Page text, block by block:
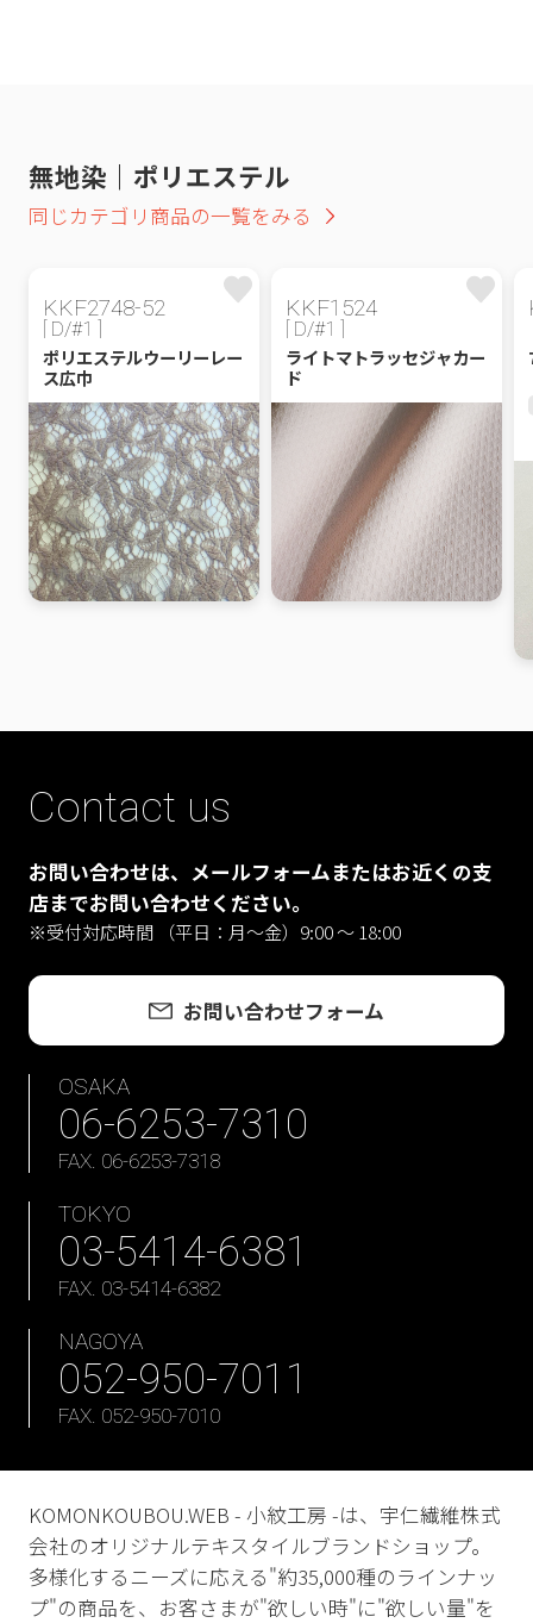
無地染｜ポリエステル
同じカテゴリ商品の一覧をみる
KKF2748-52
[ D/#1 ]
ポリエステルウーリーレー
ス広巾
KKF1524
[ D/#1 ]
ライトマトラッセジャカー
ド
Contact us
お問い合わせは、メールフォームまたはお近くの支
店までお問い合わせください。
※受付対応時間 （平日：月〜金）9:00 ～ 18:00
お問い合わせフォーム
OSAKA
06-6253-7310
FAX. 06-6253-7318
TOKYO
03-5414-6381
FAX. 03-5414-6382
NAGOYA
052-950-7011
FAX. 052-950-7010
KOMONKOUBOU.WEB - 小紋工房 -は、宇仁繊維株式
会社のオリジナルテキスタイルブランドショップ。
多様化するニーズに応える"約35,000種のラインナッ
プ"の商品を、お客さまが"欲しい時"に"欲しい量"を